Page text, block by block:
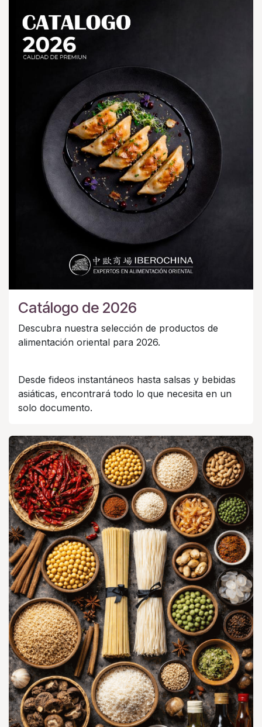
Catálogo de 2026
Descubra nuestra selección de productos de
alimentación oriental para 2026.
Desde fideos instantáneos hasta salsas y bebidas
asiáticas, encontrará todo lo que necesita en un
solo documento.